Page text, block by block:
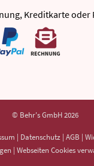
Kreditkarte oder
© Behr's GmbH 2026
| Datenschutz | AGB |
| Webseiten Cookies